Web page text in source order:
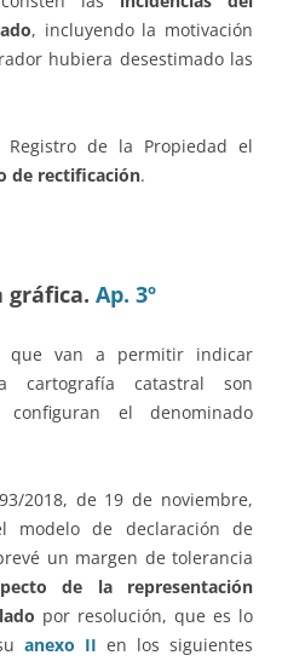
, incluyendo la motivación
hubiera desestimado las
Registro de la Propiedad el
de rectificación.
gráfica. Ap. 3º
que van a permitir indicar
catastral son
el denominado
2018, de 19 de noviembre,
de declaración de
un margen de tolerancia
de la representación
por resolución, que es lo
anexo II en los siguientes